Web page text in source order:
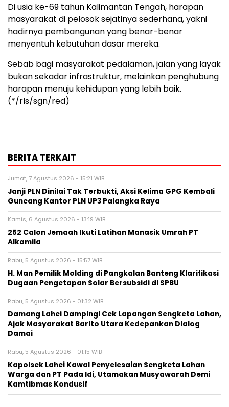
Di usia ke-69 tahun Kalimantan Tengah, harapan
masyarakat di pelosok sejatinya sederhana, yakni
hadirnya pembangunan yang benar-benar
menyentuh kebutuhan dasar mereka.
Sebab bagi masyarakat pedalaman, jalan yang layak
bukan sekadar infrastruktur, melainkan penghubung
harapan menuju kehidupan yang lebih baik.
(*/rls/sgn/red)
BERITA TERKAIT
Jumat, 7 Agustus 2026 - 15:21 WIB
Janji PLN Dinilai Tak Terbukti, Aksi Kelima GPG Kembali
Guncang Kantor PLN UP3 Palangka Raya
Kamis, 6 Agustus 2026 - 13:19 WIB
252 Calon Jemaah Ikuti Latihan Manasik Umrah PT
Alkamila
Rabu, 5 Agustus 2026 - 15:57 WIB
H. Man Pemilik Molding di Pangkalan Banteng Klarifikasi
Dugaan Pengetapan Solar Bersubsidi di SPBU
Rabu, 5 Agustus 2026 - 01:32 WIB
Damang Lahei Dampingi Cek Lapangan Sengketa Lahan,
Ajak Masyarakat Barito Utara Kedepankan Dialog
Damai
Rabu, 5 Agustus 2026 - 01:15 WIB
Kapolsek Lahei Kawal Penyelesaian Sengketa Lahan
Warga dan PT Pada Idi, Utamakan Musyawarah Demi
Kamtibmas Kondusif